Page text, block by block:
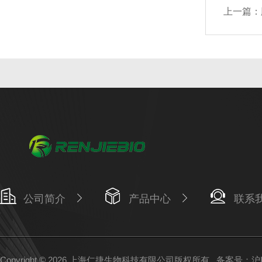
上一篇：
公司简介 产品中心 联系
Copyright © 2026 上海仁捷生物科技有限公司版权所有 备案号：